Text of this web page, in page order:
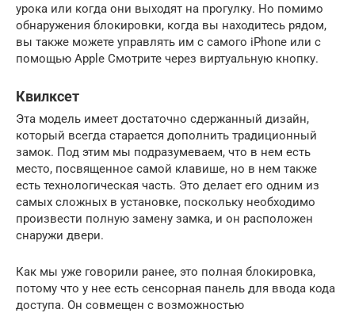
урока или когда они выходят на прогулку. Но помимо
обнаружения блокировки, когда вы находитесь рядом,
вы также можете управлять им с самого iPhone или с
помощью Apple Смотрите через виртуальную кнопку.
Квилксет
Эта модель имеет достаточно сдержанный дизайн,
который всегда старается дополнить традиционный
замок. Под этим мы подразумеваем, что в нем есть
место, посвященное самой клавише, но в нем также
есть технологическая часть. Это делает его одним из
самых сложных в установке, поскольку необходимо
произвести полную замену замка, и он расположен
снаружи двери.
Как мы уже говорили ранее, это полная блокировка,
потому что у нее есть сенсорная панель для ввода кода
доступа. Он совмещен с возможностью